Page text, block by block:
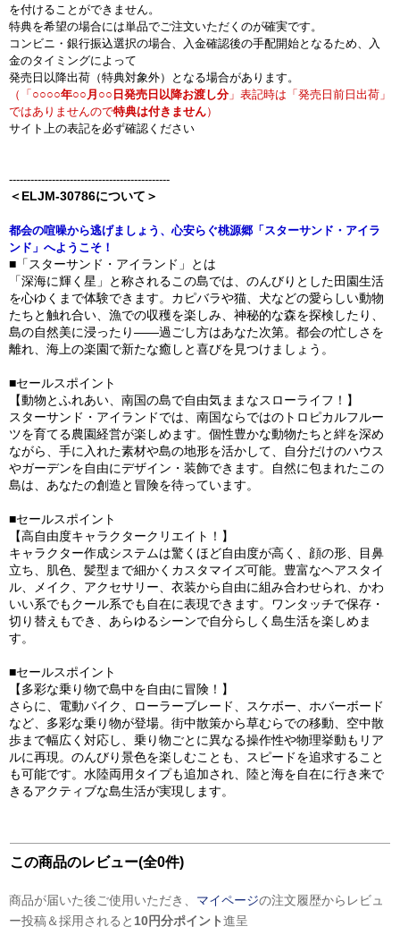
を付けることができません。
特典を希望の場合には単品でご注文いただくのが確実です。
コンビニ・銀行振込選択の場合、入金確認後の手配開始となるため、入
金のタイミングによって
発売日以降出荷（特典対象外）となる場合があります。
（「 ○○○○年○○月○○日発売日以降お渡し分」表記時は「発売日前日出荷」
ではありませんので特典は付きません）
サイト上の表記を必ず確認ください
---------------------------------------------
＜ELJM-30786について＞
都会の喧噪から逃げましょう、心安らぐ桃源郷「スターサンド・アイラ
ンド」へようこそ！
■「スターサンド・アイランド」とは
「深海に輝く星」と称されるこの島では、のんびりとした田園生活
を心ゆくまで体験できます。カピバラや猫、犬などの愛らしい動物
たちと触れ合い、漁での収穫を楽しみ、神秘的な森を探検したり、
島の自然美に浸ったり――過ごし方はあなた次第。都会の忙しさを
離れ、海上の楽園で新たな癒しと喜びを見つけましょう。
■セールスポイント
【動物とふれあい、南国の島で自由気ままなスローライフ！】
スターサンド・アイランドでは、南国ならではのトロピカルフルー
ツを育てる農園経営が楽しめます。個性豊かな動物たちと絆を深め
ながら、手に入れた素材や島の地形を活かして、自分だけのハウス
やガーデンを自由にデザイン・装飾できます。自然に包まれたこの
島は、あなたの創造と冒険を待っています。
■セールスポイント
【高自由度キャラクタークリエイト！】
キャラクター作成システムは驚くほど自由度が高く、顔の形、目鼻
立ち、肌色、髪型まで細かくカスタマイズ可能。豊富なヘアスタイ
ル、メイク、アクセサリー、衣装から自由に組み合わせられ、かわ
いい系でもクール系でも自在に表現できます。ワンタッチで保存・
切り替えもでき、あらゆるシーンで自分らしく島生活を楽しめま
す。
■セールスポイント
【多彩な乗り物で島中を自由に冒険！】
さらに、電動バイク、ローラーブレード、スケボー、ホバーボード
など、多彩な乗り物が登場。街中散策から草むらでの移動、空中散
歩まで幅広く対応し、乗り物ごとに異なる操作性や物理挙動もリア
ルに再現。のんびり景色を楽しむことも、スピードを追求すること
も可能です。水陸両用タイプも追加され、陸と海を自在に行き来で
きるアクティブな島生活が実現します。
この商品のレビュー(全0件)
商品が届いた後ご使用いただき、 マイページの注文履歴からレビュ
ー投稿＆採用されると 10円分ポイント進呈